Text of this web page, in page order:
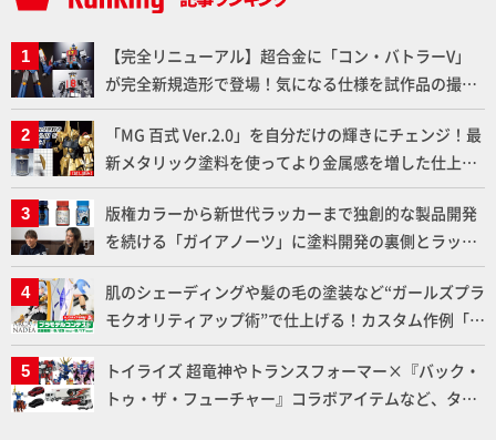
【完全リニューアル】超合金に「コン・バトラーV」
が完全新規造形で登場！気になる仕様を試作品の撮り
下ろしでご紹介!!さらに「大鉄人17」＆「ワンエイ
ト」セット情報もお届け！【超合金の魂】
「MG 百式 Ver.2.0」を自分だけの輝きにチェンジ！最
新メタリック塗料を使ってより金属感を増した仕上が
りに!!【試し読み】
版権カラーから新世代ラッカーまで独創的な製品開発
を続ける「ガイアノーツ」に塗料開発の裏側とラッカ
ー塗料の未来についてインタビュー！
肌のシェーディングや髪の毛の塗装など“ガールズプラ
モクオリティアップ術”で仕上げる！カスタム作例「白
騎士ソフィエラ」が完成！【「アルカナディアプラモ
デルコンテスト」～8月17日（月）11:59まで応募受付
中】
トイライズ 超竜神やトランスフォーマー×『バック・
トゥ・ザ・フューチャー』コラボアイテムなど、タカ